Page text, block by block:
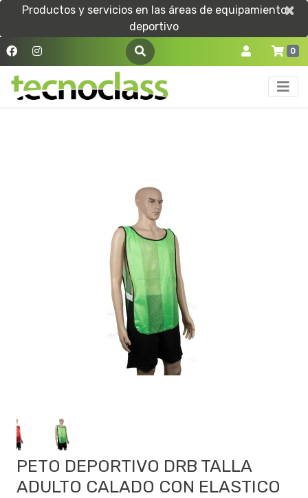
Productos y servicios en las áreas de equipamiento
deportivo
×
×
0
PETO DEPORTIVO DRB TALLA
ADULTO CALADO CON ELASTICO